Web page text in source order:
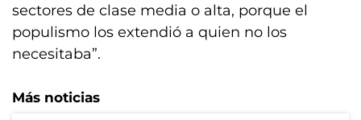
sectores de clase media o alta, porque el
populismo los extendió a quien no los
necesitaba”.
Más noticias